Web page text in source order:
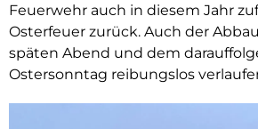
Feuerwehr auch in diesem Jahr
Osterfeuer zurück. Auch der
späten Abend und dem
Ostersonntag reibungslos